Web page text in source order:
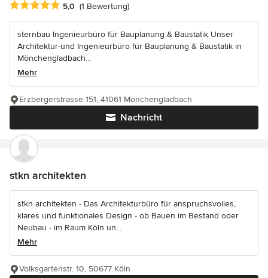
Durchschnittliche Bewertung: 5 von 5 Sternen
5,0 (1 Bewertung)
sternbau Ingenieurbüro für Bauplanung & Baustatik Unser
Architektur-und Ingenieurbüro für Bauplanung & Baustatik in
Mönchengladbach...
Mehr
Nachricht
Erzbergerstrasse 151, 41061 Mönchengladbach
stkn architekten
stkn architekten - Das Architekturbüro für anspruchsvolles,
klares und funktionales Design - ob Bauen im Bestand oder
Neubau - im Raum Köln un...
Mehr
Volksgartenstr. 10, 50677 Köln